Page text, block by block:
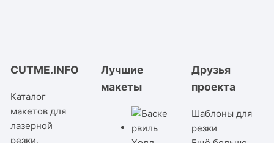
CUTME.INFO
Каталог
макетов для
лазерной
резки,
Лучшие
макеты
Друзья
проекта
Шаблоны для
резки